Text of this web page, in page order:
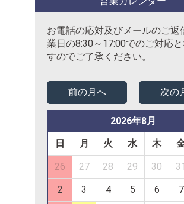
お電話の応対及びメールのご返
業日の8:30～17:00でのご対応と
すのでご了承ください。
2026年8月
前の月へ 次の
日 月 火 水 木
26 27 28 29 30 31
2 3 4 5 6 7